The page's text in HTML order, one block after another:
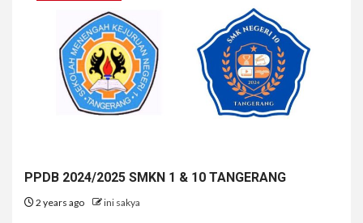
PPDB 2024/2025 SMKN 1 & 10 TANGERANG
2 years ago ini sakya